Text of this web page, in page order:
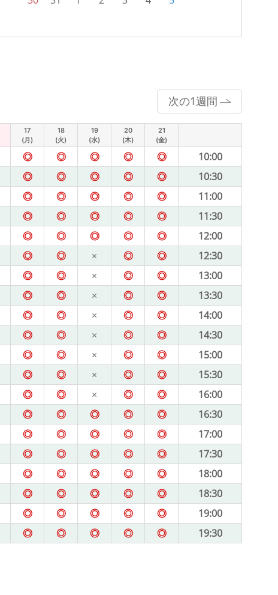
次の1週間
17
(月)
18
(火)
19
(水)
20
(木)
21
(金)
◎ ◎ ◎ ◎ ◎
10:00
◎ ◎ ◎ ◎ ◎
10:30
◎ ◎ ◎ ◎ ◎
11:00
◎ ◎ ◎ ◎ ◎
11:30
◎ ◎ ◎ ◎ ◎
12:00
◎ ◎ × ◎ ◎
12:30
◎ ◎ × ◎ ◎
13:00
◎ ◎ × ◎ ◎
13:30
◎ ◎ × ◎ ◎
14:00
◎ ◎ × ◎ ◎
14:30
◎ ◎ × ◎ ◎
15:00
◎ ◎ × ◎ ◎
15:30
◎ ◎ × ◎ ◎
16:00
◎ ◎ ◎ ◎ ◎
16:30
◎ ◎ ◎ ◎ ◎
17:00
◎ ◎ ◎ ◎ ◎
17:30
◎ ◎ ◎ ◎ ◎
18:00
◎ ◎ ◎ ◎ ◎
18:30
◎ ◎ ◎ ◎ ◎
19:00
◎ ◎ ◎ ◎ ◎
19:30